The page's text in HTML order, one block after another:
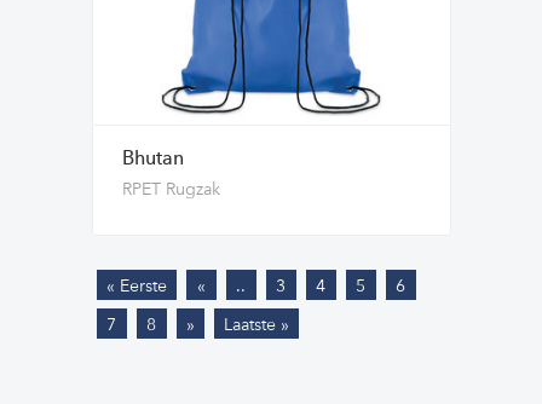
Bhutan
RPET Rugzak
« Eerste « .. 3 4 5
6
7
8 » Laatste »